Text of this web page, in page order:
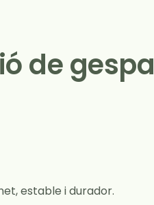
de gespa
estable i durador.